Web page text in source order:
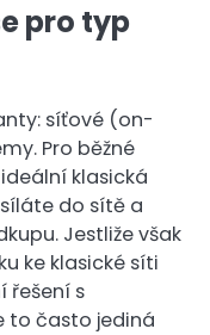
pro typ
síťové (on-
Pro běžné
klasická
do sítě a
Jestliže však
ke klasické síti
řešení s
to často jediná